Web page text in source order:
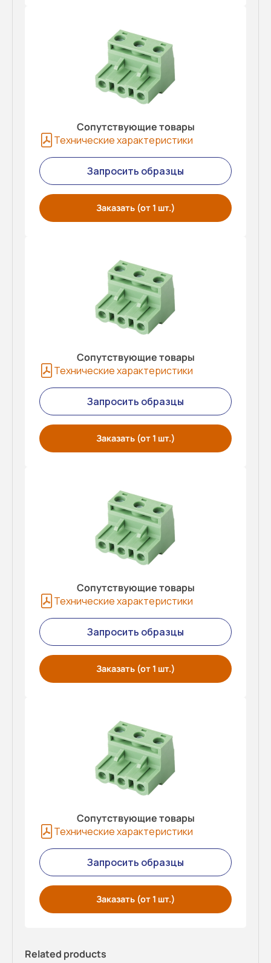
Сопутствующие товары
Технические характеристики
Запросить образцы
Заказать (от 1 шт.)
Сопутствующие товары
Технические характеристики
Запросить образцы
Заказать (от 1 шт.)
Сопутствующие товары
Технические характеристики
Запросить образцы
Заказать (от 1 шт.)
Сопутствующие товары
Технические характеристики
Запросить образцы
Заказать (от 1 шт.)
Related products